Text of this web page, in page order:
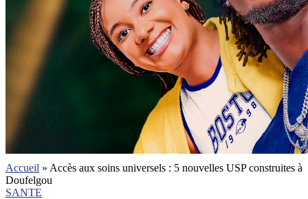
Accueil » Accès aux soins universels : 5 nouvelles USP construites à
Doufelgou
SANTE